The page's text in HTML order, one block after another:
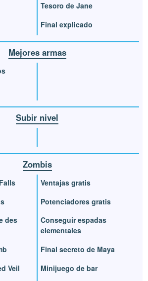
Tesoro de Jane
Final explicado
Mejores armas
Subir nivel
Zombis
des
Veil
Ventajas gratis
Potenciadores gratis
Conseguir espadas
elementales
Final secreto de Maya
Minijuego de bar